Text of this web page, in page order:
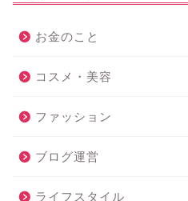
お金のこと
コスメ・美容
ファッション
ブログ運営
ライフスタイル